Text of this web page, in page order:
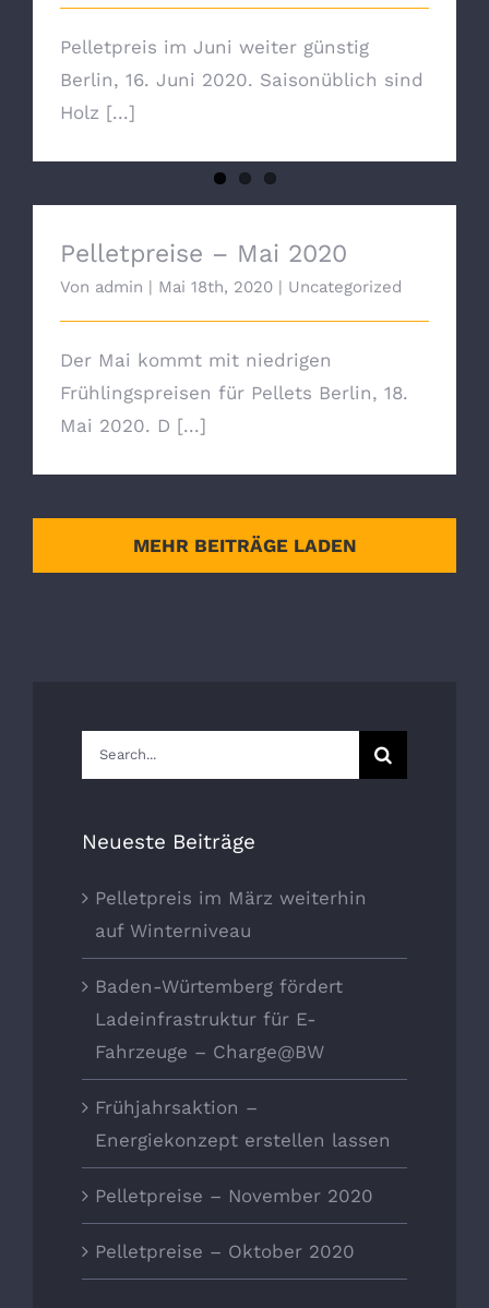
Pelletpreis im Juni weiter günstig
Berlin, 16. Juni 2020. Saisonüblich sind
Holz [...]
Pelletpreise – Mai 2020
Von admin | Mai 18th, 2020 | Uncategorized
Der Mai kommt mit niedrigen
Frühlingspreisen für Pellets Berlin, 18.
Mai 2020. D [...]
MEHR BEITRÄGE LADEN
Suche
nach:
Neueste Beiträge
Pelletpreis im März weiterhin
auf Winterniveau
Baden-Würtemberg fördert
Ladeinfrastruktur für E-
Fahrzeuge – Charge@BW
Frühjahrsaktion –
Energiekonzept erstellen lassen
Pelletpreise – November 2020
Pelletpreise – Oktober 2020